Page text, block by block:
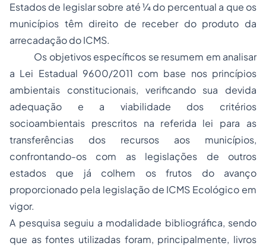
Estados de legislar sobre até ¼ do percentual a que os
municípios têm direito de receber do produto da
arrecadação do ICMS.
Os objetivos específicos se resumem em analisar
a Lei Estadual 9600/2011 com base nos princípios
ambientais constitucionais, verificando sua devida
adequação e a viabilidade dos critérios
socioambientais prescritos na referida lei para as
transferências dos recursos aos municípios,
confrontando-os com as legislações de outros
estados que já colhem os frutos do avanço
proporcionado pela legislação de ICMS Ecológico em
vigor.
A pesquisa seguiu a modalidade bibliográfica, sendo
que as fontes utilizadas foram, principalmente, livros